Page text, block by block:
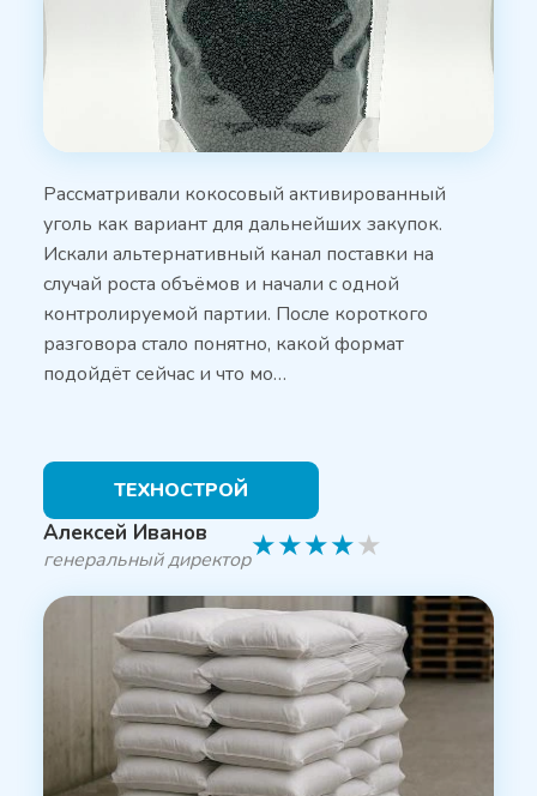
Рассматривали кокосовый активированный
уголь как вариант для дальнейших закупок.
Искали альтернативный канал поставки на
случай роста объёмов и начали с одной
контролируемой партии. После короткого
разговора стало понятно, какой формат
подойдёт сейчас и что мо…
ТЕХНОСТРОЙ
Алексей Иванов
генеральный директор★★★★★